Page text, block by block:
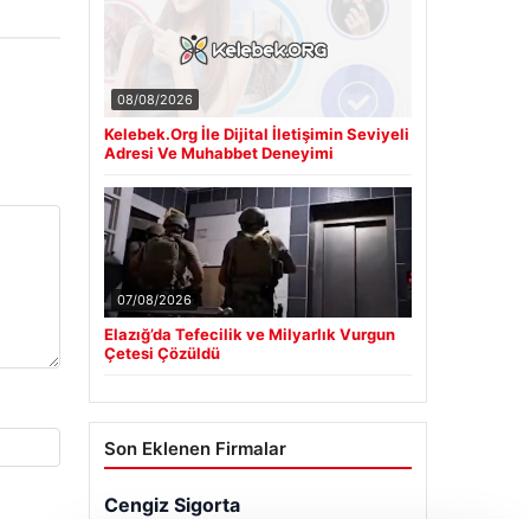
08/08/2026
Kelebek.Org İle Dijital İletişimin Seviyeli
Adresi Ve Muhabbet Deneyimi
07/08/2026
Elazığ’da Tefecilik ve Milyarlık Vurgun
Çetesi Çözüldü
Son Eklenen Firmalar